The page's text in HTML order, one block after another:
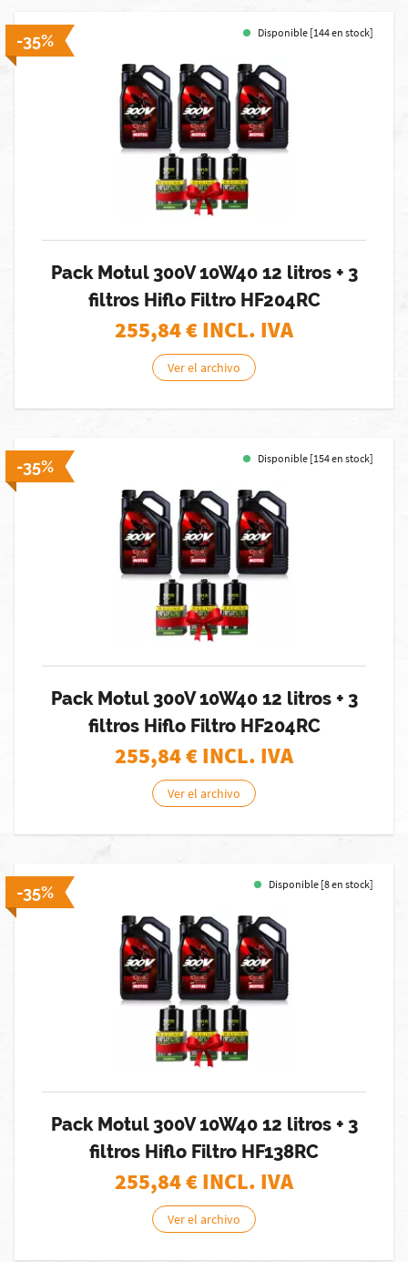
-35% Disponible [144 en stock]
Pack Motul 300V 10W40 12 litros + 3
filtros Hiflo Filtro HF204RC
255,84€ INCL. IVA
Ver el archivo
-35% Disponible [154 en stock]
Pack Motul 300V 10W40 12 litros + 3
filtros Hiflo Filtro HF204RC
255,84€ INCL. IVA
Ver el archivo
-35% Disponible [8 en stock]
Pack Motul 300V 10W40 12 litros + 3
filtros Hiflo Filtro HF138RC
255,84€ INCL. IVA
Ver el archivo